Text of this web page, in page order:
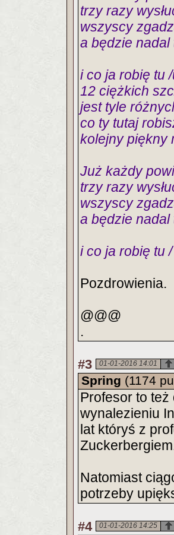
trzy razy
wszyscy
a będzie nadal
i co ja robię tu
12 ciężkich
jest tyle
co ty tutaj
kolejny piękny
Już każdy
trzy razy
wszyscy
a będzie nadal
i co ja robię tu
Pozdrowienia.
@@@
.
#3 01-01-2016 14:01
Spring (1174
Profesor to też
wynalezieniu
lat któryś z
Natomiast
potrzeby
#4 01-01-2016 14:25